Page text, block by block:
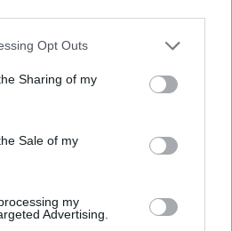
Opt Outs
Sharing of my
Sale of my
my
Advertising.
de l’eau avant, pendant et
la perte d’eau due à
buvez un verre d’eau pour
régulièrement de
si vous pratiquez une
vous exercez dans un